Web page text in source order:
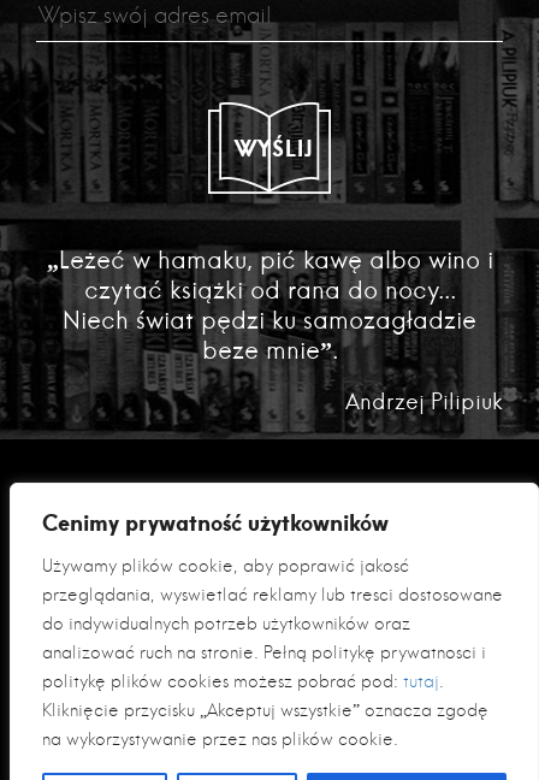
Cenimy prywatność użytkowników
Używamy plików cookie, aby poprawić jakość
przeglądania, wyświetlać reklamy lub treści dostosowane
do indywidualnych potrzeb użytkowników oraz
analizować ruch na stronie. Pełną politykę prywatności i
politykę plików cookies możesz pobrać pod: tutaj.
Kliknięcie przycisku „Akceptuj wszystkie” oznacza zgodę
na wykorzystywanie przez nas plików cookie.
WYŚLIJ
„Leżeć w hamaku, pić kawę albo wino i
czytać książki od rana do nocy...
Niech świat pędzi ku samozagładzie
beze mnie”.
Andrzej Pilipiuk
Polityka prywatności
Klauzula informacyjna RODO